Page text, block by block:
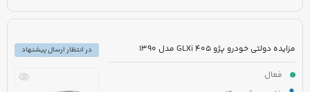
مزایده دولتی خودرو پژو 405 GLXi مدل 1390
فعال
در انتظار ارسال پیشنهاد